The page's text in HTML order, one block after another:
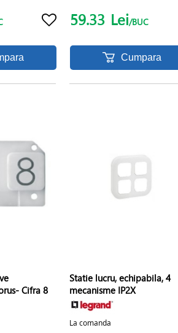
59.33 Lei/BUC
Cumpara
Cifra 8
Statie lucru, echipabila, 4
mecanisme IP2X
La comanda